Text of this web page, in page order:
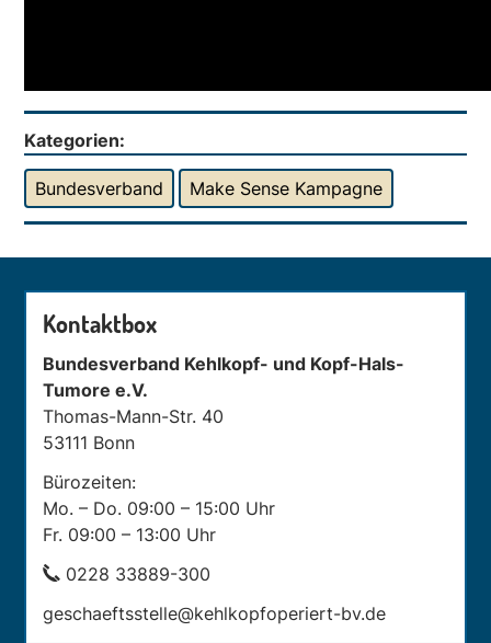
Kategorien:
Bundesverband Make Sense Kampagne
Kontaktbox
Bundesverband Kehlkopf- und Kopf-Hals-
Tumore e.V.
Thomas-Mann-Str. 40
53111 Bonn
Bürozeiten:
Mo. – Do. 09:00 – 15:00 Uhr
Fr. 09:00 – 13:00 Uhr
0228 33889-300
geschaeftsstelle@kehlkopfoperiert-bv.de